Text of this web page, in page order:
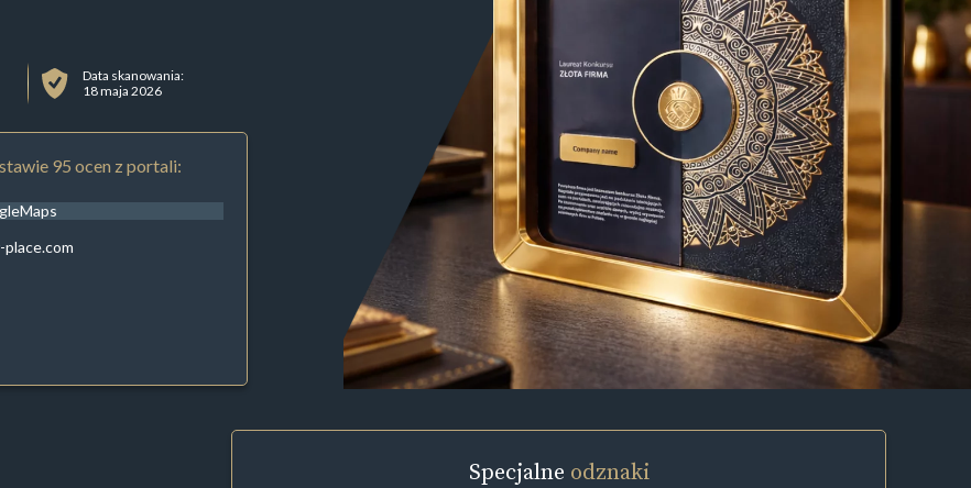
Data skanowania:
18 maja 2026
95 ocen z portali:
place.com
Specjalne odznaki